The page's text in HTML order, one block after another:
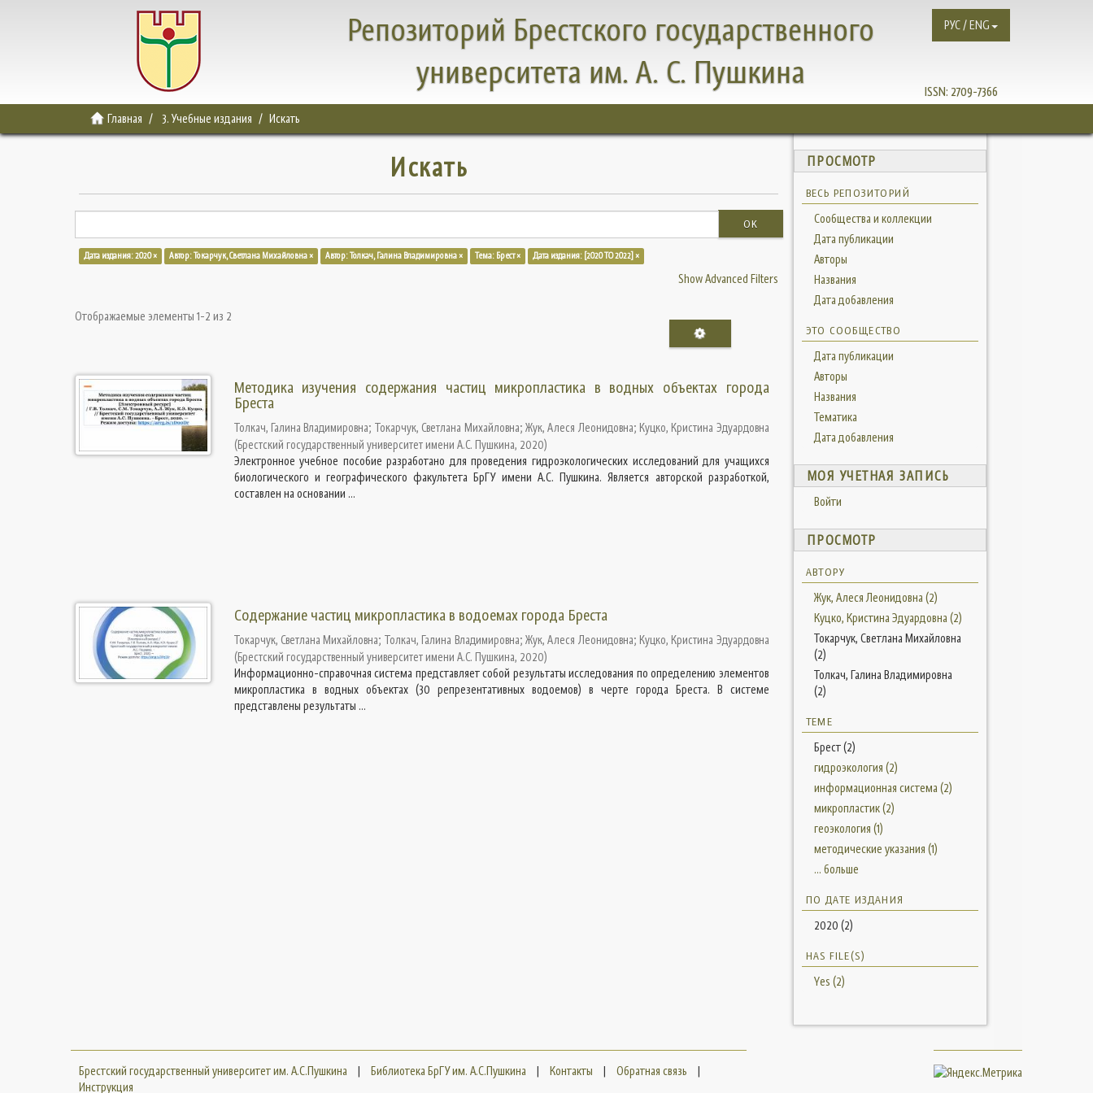
Репозиторий Брестского государственного
университета им. А. С. Пушкина
ISSN: 2709-7366
РУС / ENG
Главная 3. Учебные издания Искать
Искать
OK
Дата издания: 2020 × Автор: Токарчук, Светлана Михайловна × Автор: Толкач, Галина Владимировна × Тема: Брест × Дата издания: [2020 TO 2022] ×
Show Advanced Filters
Отображаемые элементы 1-2 из 2
Методика изучения содержания частиц микропластика в водных объектах города
Бреста
Толкач, Галина Владимировна; Токарчук, Светлана Михайловна; Жук, Алеся Леонидовна; Куцко, Кристина Эдуардовна
(Брестский государственный университет имени А.С. Пушкина, 2020)
Электронное учебное пособие разработано для проведения гидроэкологических исследований для учащихся
биологического и географического факультета БрГУ имени А.С. Пушкина. Является авторской разработкой,
составлен на основании ...
Содержание частиц микропластика в водоемах города Бреста
Токарчук, Светлана Михайловна; Толкач, Галина Владимировна; Жук, Алеся Леонидовна; Куцко, Кристина Эдуардовна
(Брестский государственный университет имени А.С. Пушкина, 2020)
Информационно-справочная система представляет собой результаты исследования по определению элементов
микропластика в водных объектах (30 репрезентативных водоемов) в черте города Бреста. В системе
представлены результаты ...
ПРОСМОТР
ВЕСЬ РЕПОЗИТОРИЙ
Сообщества и коллекции
Дата публикации
Авторы
Названия
Дата добавления
ЭТО СООБЩЕСТВО
Дата публикации
Авторы
Названия
Тематика
Дата добавления
МОЯ УЧЕТНАЯ ЗАПИСЬ
Войти
ПРОСМОТР
АВТОРУ
Жук, Алеся Леонидовна (2)
Куцко, Кристина Эдуардовна (2)
Токарчук, Светлана Михайловна
(2)
Толкач, Галина Владимировна
(2)
ТЕМЕ
Брест (2)
гидроэкология (2)
информационная система (2)
микропластик (2)
геоэкология (1)
методические указания (1)
... больше
ПО ДАТЕ ИЗДАНИЯ
2020 (2)
HAS FILE(S)
Yes (2)
Брестский государственный университет им. А.С.Пушкина | Библиотека БрГУ им. А.С.Пушкина | Контакты | Обратная связь
|
Инструкция